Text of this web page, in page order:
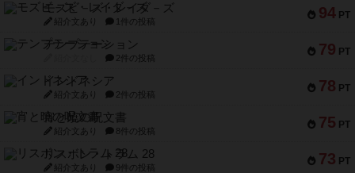
94 PT
モズビ－ズ・レイダ－ズ
紹介文あり 1件の投稿
79 PT
テンプテーション
2件の投稿
78 PT
インドネシア
紹介文あり 2件の投稿
75 PT
宵と暁の呪文書
紹介文あり 8件の投稿
73 PT
リスボン・トラム 28
紹介文あり 9件の投稿